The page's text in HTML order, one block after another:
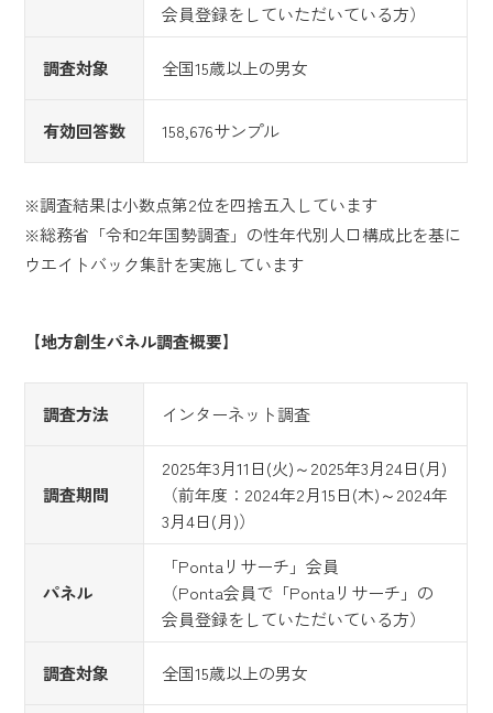
会員登録をしていただいている方）
調査対象 全国15歳以上の男女
有効回答数 158,676サンプル
※調査結果は小数点第2位を四捨五入しています
※総務省「令和2年国勢調査」の性年代別人口構成比を基に
ウエイトバック集計を実施しています
【地方創生パネル調査概要】
調査方法 インターネット調査
調査期間
2025年3月11日(火)～2025年3月24日(月)
（前年度：2024年2月15日(木)～2024年
3月4日(月)）
パネル
「Pontaリサーチ」会員
（Ponta会員で「Pontaリサーチ」の
会員登録をしていただいている方）
調査対象 全国15歳以上の男女